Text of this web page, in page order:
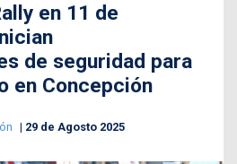
en 11 de
de seguridad para
en Concepción
29 de Agosto 2025